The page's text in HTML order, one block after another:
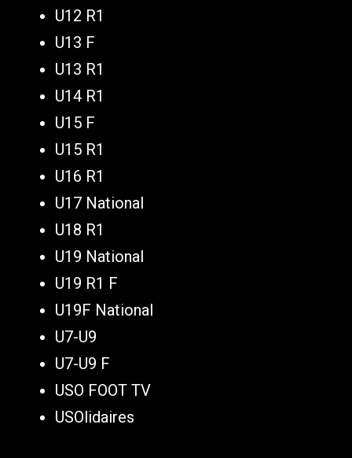
U12 R1
U13 F
U13 R1
U14 R1
U15 F
U15 R1
U16 R1
U17 National
U18 R1
U19 National
U19 R1 F
U19F National
U7-U9
U7-U9 F
USO FOOT TV
USOlidaires